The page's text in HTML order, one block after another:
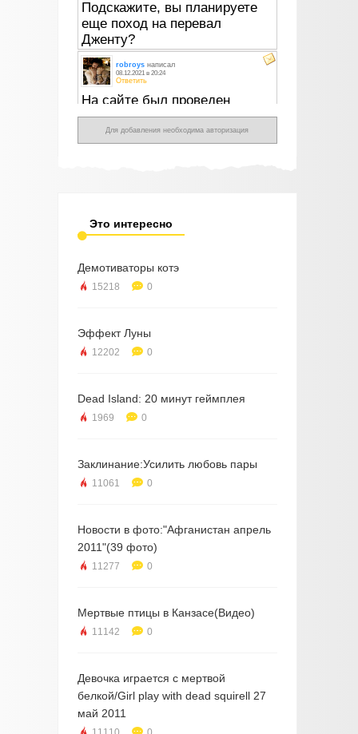
Для добавления необходима авторизация
Это интересно
Демотиваторы котэ
15218 0
Эффект Луны
12202 0
Dead Island: 20 минут геймплея
1969 0
Заклинание:Усилить любовь пары
11061 0
Новости в фото:"Афганистан апрель
2011"(39 фото)
11277 0
Мертвые птицы в Канзасе(Видео)
11142 0
Девочка играется с мертвой
белкой/Girl play with dead squirell 27
май 2011